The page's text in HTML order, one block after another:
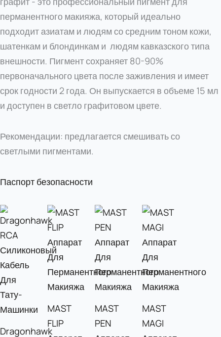
перманентного макияжа, который идеально
подходит азиатам и людям со средним тоном кожи,
шатенкам и блондинкам и людям кавказского типа
внешности. Пигмент сохраняет 80-90%
первоначального цвета после заживления и имеет
срок годности 2 года. Он выпускается в объеме 15 мл
и доступен в светло графитовом цвете.
Рекомендации: предлагается смешивать со
светлыми пигментами.
Паспорт безопасности
Dragonhawk
MAST
FLIP
MAST
PEN
MAST
MAGI